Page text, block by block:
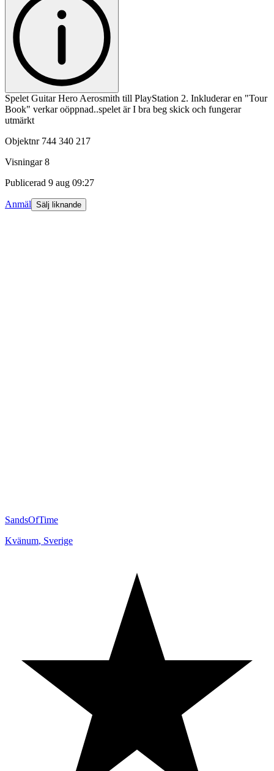
Spelet Guitar Hero Aerosmith till PlayStation 2. Inkluderar en "Tour
Book" verkar oöppnad..spelet är I bra beg skick och fungerar
utmärkt
Objektnr 744 340 217
Visningar 8
Publicerad 9 aug 09:27
Anmäl Sälj liknande
SandsOfTime
Kvänum, Sverige